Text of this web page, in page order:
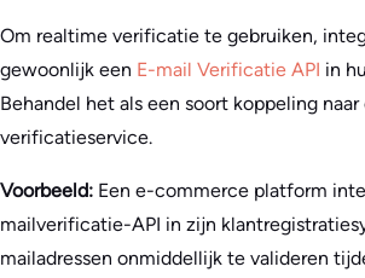
Om realtime verificatie te gebruiken,
gewoonlijk een E-mail Verificatie API in
Behandel het als een soort koppeling naar
verificatieservice.
Voorbeeld: Een e-commerce platform
mailverificatie-API in zijn
mailadressen onmiddellijk te valideren